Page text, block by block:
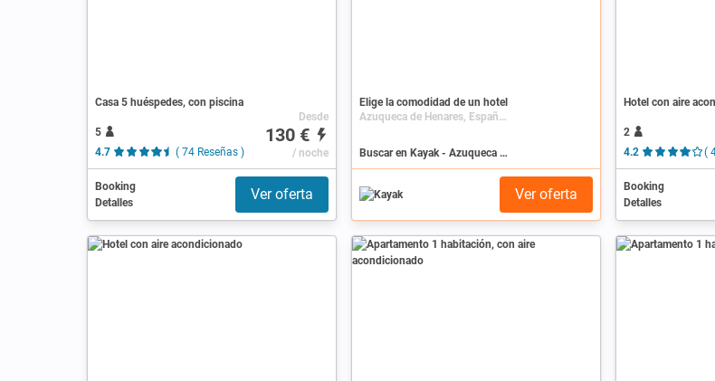
Casa 5 huéspedes, con piscina
5
4.7
( 74 Reseñas )
Desde
130 €
/ noche
Booking
Detalles
Ver oferta
Elige la comodidad de un hotel
Azuqueca de Henares, España, Castilla-La Mancha
Buscar en Kayak - Azuqueca de Henares
Ver oferta
Hotel con aire
2
4.2
(
Booking
Detalles